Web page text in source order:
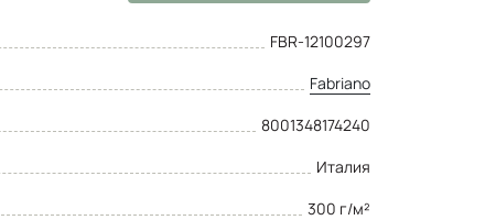
FBR-12100297
Fabriano
8001348174240
Италия
300 г/м²